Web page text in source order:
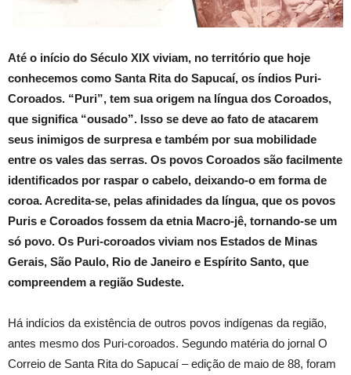
Até o início do Século XIX viviam, no território que hoje
conhecemos como Santa Rita do Sapucaí, os índios Puri-
Coroados. “Puri”, tem sua origem na língua dos Coroados,
que significa “ousado”. Isso se deve ao fato de atacarem
seus inimigos de surpresa e também por sua mobilidade
entre os vales das serras. Os povos Coroados são facilmente
identificados por raspar o cabelo, deixando-o em forma de
coroa. Acredita-se, pelas afinidades da língua, que os povos
Puris e Coroados fossem da etnia Macro-jê, tornando-se um
só povo. Os Puri-coroados viviam nos Estados de Minas
Gerais, São Paulo, Rio de Janeiro e Espírito Santo, que
compreendem a região Sudeste.
Há indícios da existência de outros povos indígenas da região,
antes mesmo dos Puri-coroados. Segundo matéria do jornal O
Correio de Santa Rita do Sapucaí – edição de maio de 88, foram